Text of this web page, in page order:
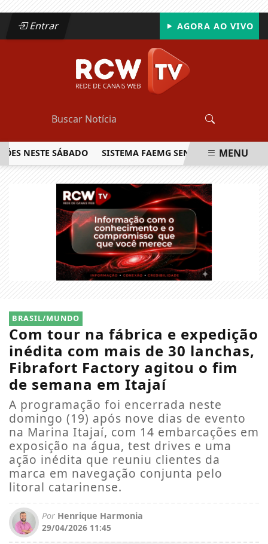
Entrar AGORA AO VIVO
SÁBADO SISTEMA FAEMG SENAR LANÇA O PRIMEIRO
MENU
BRASIL/MUNDO
Com tour na fábrica e expedição
inédita com mais de 30 lanchas,
Fibrafort Factory agitou o fim
de semana em Itajaí
A programação foi encerrada neste
domingo (19) após nove dias de evento
na Marina Itajaí, com 14 embarcações em
exposição na água, test drives e uma
ação inédita que reuniu clientes da
marca em navegação conjunta pelo
litoral catarinense.
Por Henrique Harmonia
29/04/2026 11:45